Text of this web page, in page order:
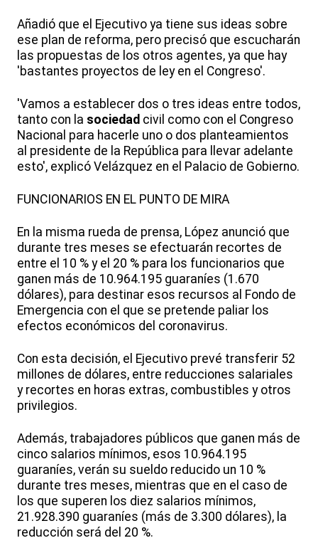
Añadió que el Ejecutivo ya tiene sus ideas sobre
ese plan de reforma, pero precisó que escucharán
las propuestas de los otros agentes, ya que hay
'bastantes proyectos de ley en el Congreso'.
'Vamos a establecer dos o tres ideas entre todos,
tanto con la sociedad civil como con el Congreso
Nacional para hacerle uno o dos planteamientos
al presidente de la República para llevar adelante
esto', explicó Velázquez en el Palacio de Gobierno.
FUNCIONARIOS EN EL PUNTO DE MIRA
En la misma rueda de prensa, López anunció que
durante tres meses se efectuarán recortes de
entre el 10 % y el 20 % para los funcionarios que
ganen más de 10.964.195 guaraníes (1.670
dólares), para destinar esos recursos al Fondo de
Emergencia con el que se pretende paliar los
efectos económicos del coronavirus.
Con esta decisión, el Ejecutivo prevé transferir 52
millones de dólares, entre reducciones salariales
y recortes en horas extras, combustibles y otros
privilegios.
Además, trabajadores públicos que ganen más de
cinco salarios mínimos, esos 10.964.195
guaraníes, verán su sueldo reducido un 10 %
durante tres meses, mientras que en el caso de
los que superen los diez salarios mínimos,
21.928.390 guaraníes (más de 3.300 dólares), la
reducción será del 20 %.